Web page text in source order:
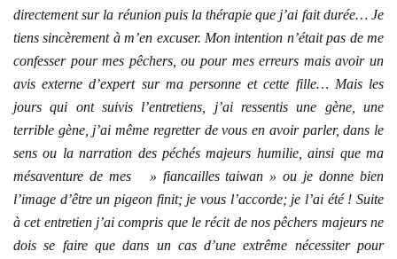
directement sur la réunion puis la thérapie que j’ai fait durée… Je
tiens sincèrement à m’en excuser. Mon intention n’était pas de me
confesser pour mes pêchers, ou pour mes erreurs mais avoir un
avis externe d’expert sur ma personne et cette fille… Mais les
jours qui ont suivis l’entretiens, j’ai ressentis une gène, une
terrible gène, j’ai même regretter de vous en avoir parler, dans le
sens ou la narration des péchés majeurs humilie, ainsi que ma
mésaventure de mes » fiancailles taiwan » ou je donne bien
l’image d’être un pigeon finit; je vous l’accorde; je l’ai été ! Suite
à cet entretien j’ai compris que le récit de nos pêchers majeurs ne
dois se faire que dans un cas d’une extrême nécessiter pour